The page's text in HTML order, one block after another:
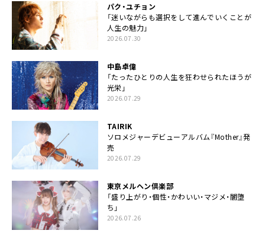
パク・ユチョン
「迷いながらも選択をして進んでいくことが
人生の魅力」
2026.07.30
中島卓偉
「たったひとりの人生を狂わせられたほうが
光栄」
2026.07.29
TAIRIK
ソロメジャーデビューアルバム『Mother』発
売
2026.07.29
東京メルヘン倶楽部
「盛り上がり・個性・かわいい・マジメ・闇堕
ち」
2026.07.26